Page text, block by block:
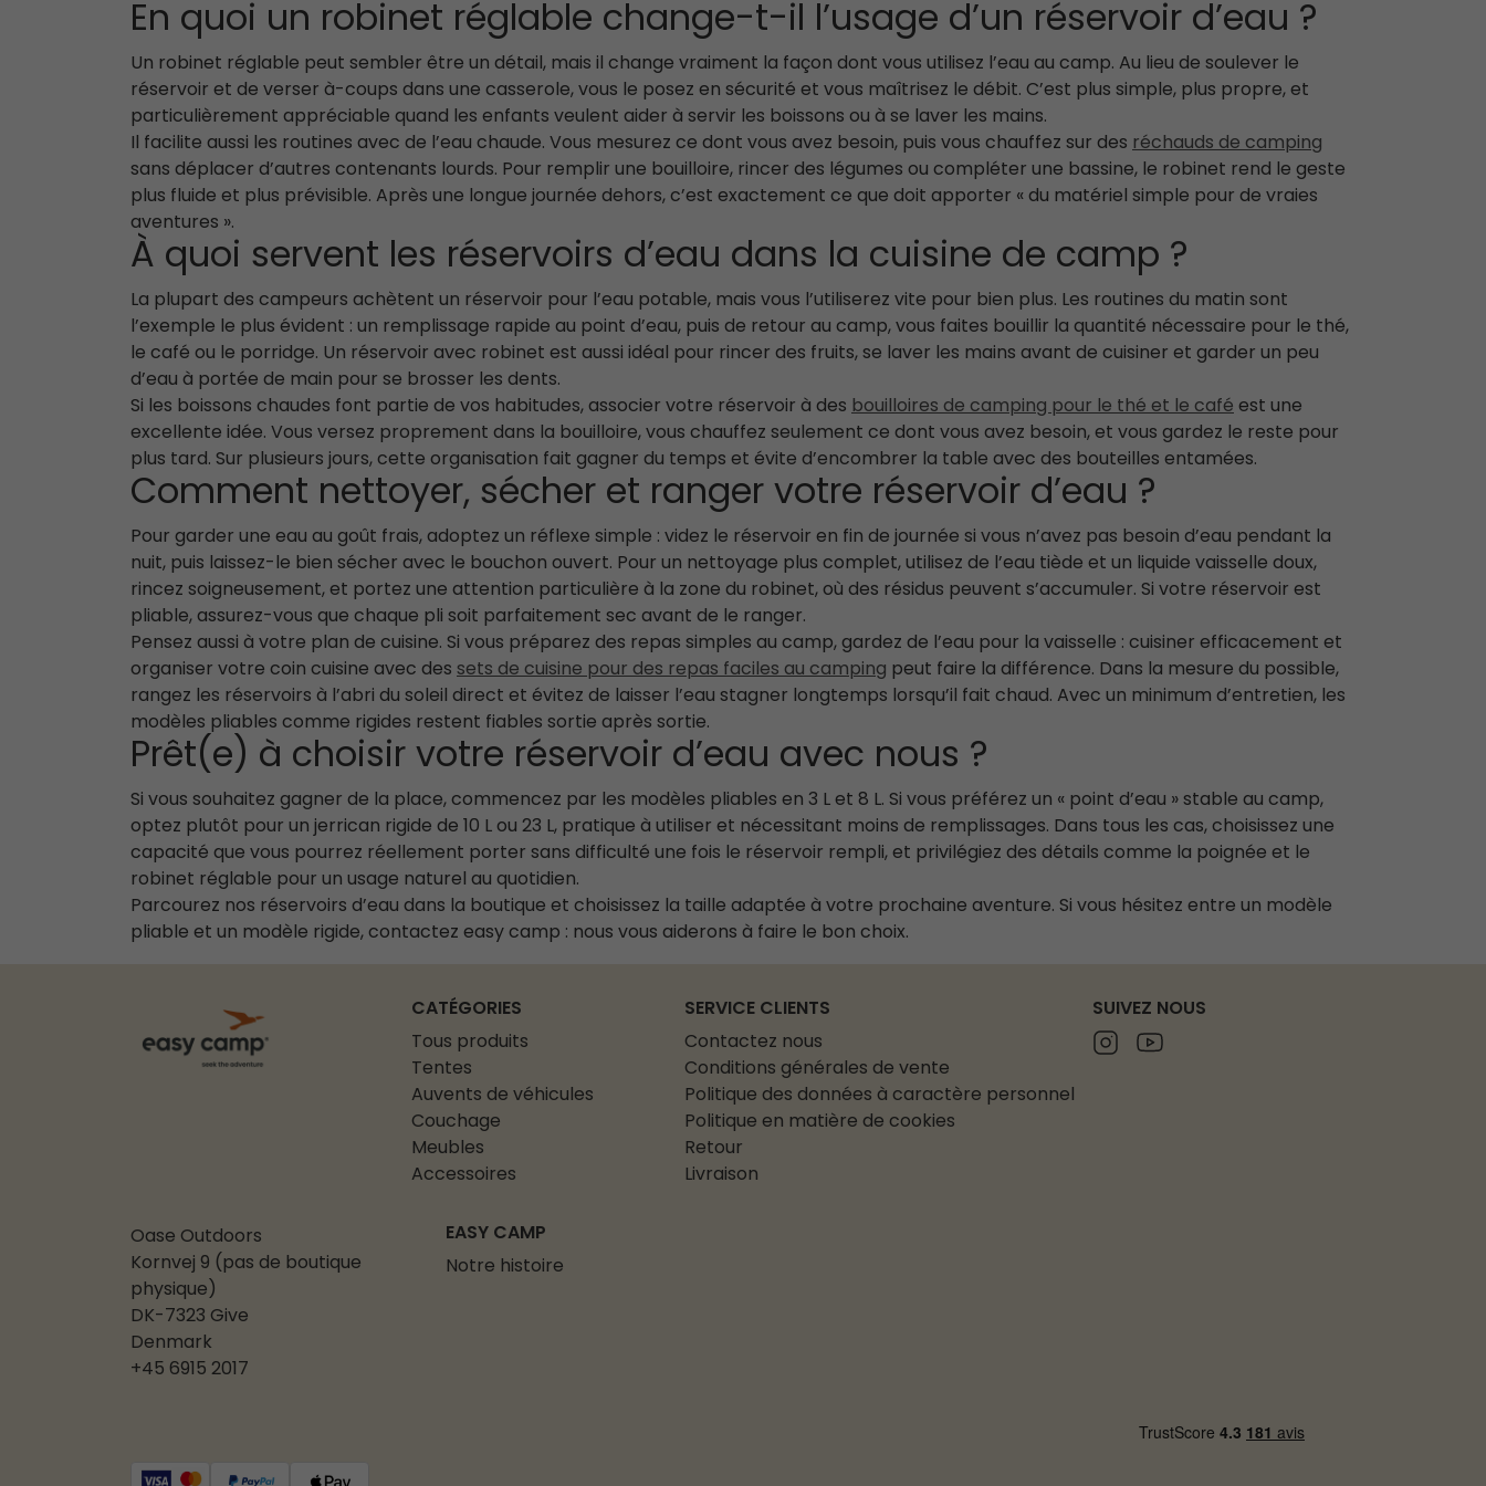
En quoi un robinet réglable change-t-il l’usage d’un réservoir d’eau ?
Un robinet réglable peut sembler être un détail, mais il change vraiment la façon dont vous utilisez l’eau au camp. Au lieu de soulever le
réservoir et de verser à-coups dans une casserole, vous le posez en sécurité et vous maîtrisez le débit. C’est plus simple, plus propre, et
particulièrement appréciable quand les enfants veulent aider à servir les boissons ou à se laver les mains.
Il facilite aussi les routines avec de l’eau chaude. Vous mesurez ce dont vous avez besoin, puis vous chauffez sur desréchauds de camping
sans déplacer d’autres contenants lourds. Pour remplir une bouilloire, rincer des légumes ou compléter une bassine, le robinet rend le geste
plus fluide et plus prévisible. Après une longue journée dehors, c’est exactement ce que doit apporter « du matériel simple pour de vraies
aventures ».
À quoi servent les réservoirs d’eau dans la cuisine de camp ?
La plupart des campeurs achètent un réservoir pour l’eau potable, mais vous l’utiliserez vite pour bien plus. Les routines du matin sont
l’exemple le plus évident : un remplissage rapide au point d’eau, puis de retour au camp, vous faites bouillir la quantité nécessaire pour le thé,
le café ou le porridge. Un réservoir avec robinet est aussi idéal pour rincer des fruits, se laver les mains avant de cuisiner et garder un peu
d’eau à portée de main pour se brosser les dents.
Si les boissons chaudes font partie de vos habitudes, associer votre réservoir à desbouilloires de camping pour le thé et le caféest une
excellente idée. Vous versez proprement dans la bouilloire, vous chauffez seulement ce dont vous avez besoin, et vous gardez le reste pour
plus tard. Sur plusieurs jours, cette organisation fait gagner du temps et évite d’encombrer la table avec des bouteilles entamées.
Comment nettoyer, sécher et ranger votre réservoir d’eau ?
Pour garder une eau au goût frais, adoptez un réflexe simple : videz le réservoir en fin de journée si vous n’avez pas besoin d’eau pendant la
nuit, puis laissez-le bien sécher avec le bouchon ouvert. Pour un nettoyage plus complet, utilisez de l’eau tiède et un liquide vaisselle doux,
rincez soigneusement, et portez une attention particulière à la zone du robinet, où des résidus peuvent s’accumuler. Si votre réservoir est
pliable, assurez-vous que chaque pli soit parfaitement sec avant de le ranger.
Pensez aussi à votre plan de cuisine. Si vous préparez des repas simples au camp, gardez de l’eau pour la vaisselle : cuisiner efficacement et
organiser votre coin cuisine avec dessets de cuisine pour des repas faciles au camping peut faire la différence. Dans la mesure du possible,
rangez les réservoirs à l’abri du soleil direct et évitez de laisser l’eau stagner longtemps lorsqu’il fait chaud. Avec un minimum d’entretien, les
modèles pliables comme rigides restent fiables sortie après sortie.
Prêt(e) à choisir votre réservoir d’eau avec nous ?
Si vous souhaitez gagner de la place, commencez par les modèles pliables en 3 L et 8 L. Si vous préférez un « point d’eau » stable au camp,
optez plutôt pour un jerrican rigide de 10 L ou 23 L, pratique à utiliser et nécessitant moins de remplissages. Dans tous les cas, choisissez une
capacité que vous pourrez réellement porter sans difficulté une fois le réservoir rempli, et privilégiez des détails comme la poignée et le
robinet réglable pour un usage naturel au quotidien.
Parcourez nos réservoirs d’eau dans la boutique et choisissez la taille adaptée à votre prochaine aventure. Si vous hésitez entre un modèle
pliable et un modèle rigide, contactez easy camp : nous vous aiderons à faire le bon choix.
CATÉGORIES
Tous produits
Tentes
Auvents de véhicules
Couchage
Meubles
Accessoires
SERVICE CLIENTS
Contactez nous
Conditions générales de vente
Politique des données à caractère personnel
Politique en matière de cookies
Retour
Livraison
SUIVEZ NOUS
Instagram
Youtube
Oase Outdoors
Kornvej 9 (pas de boutique
physique)
DK-7323 Give
Denmark
+45 6915 2017
EASY CAMP
Notre histoire